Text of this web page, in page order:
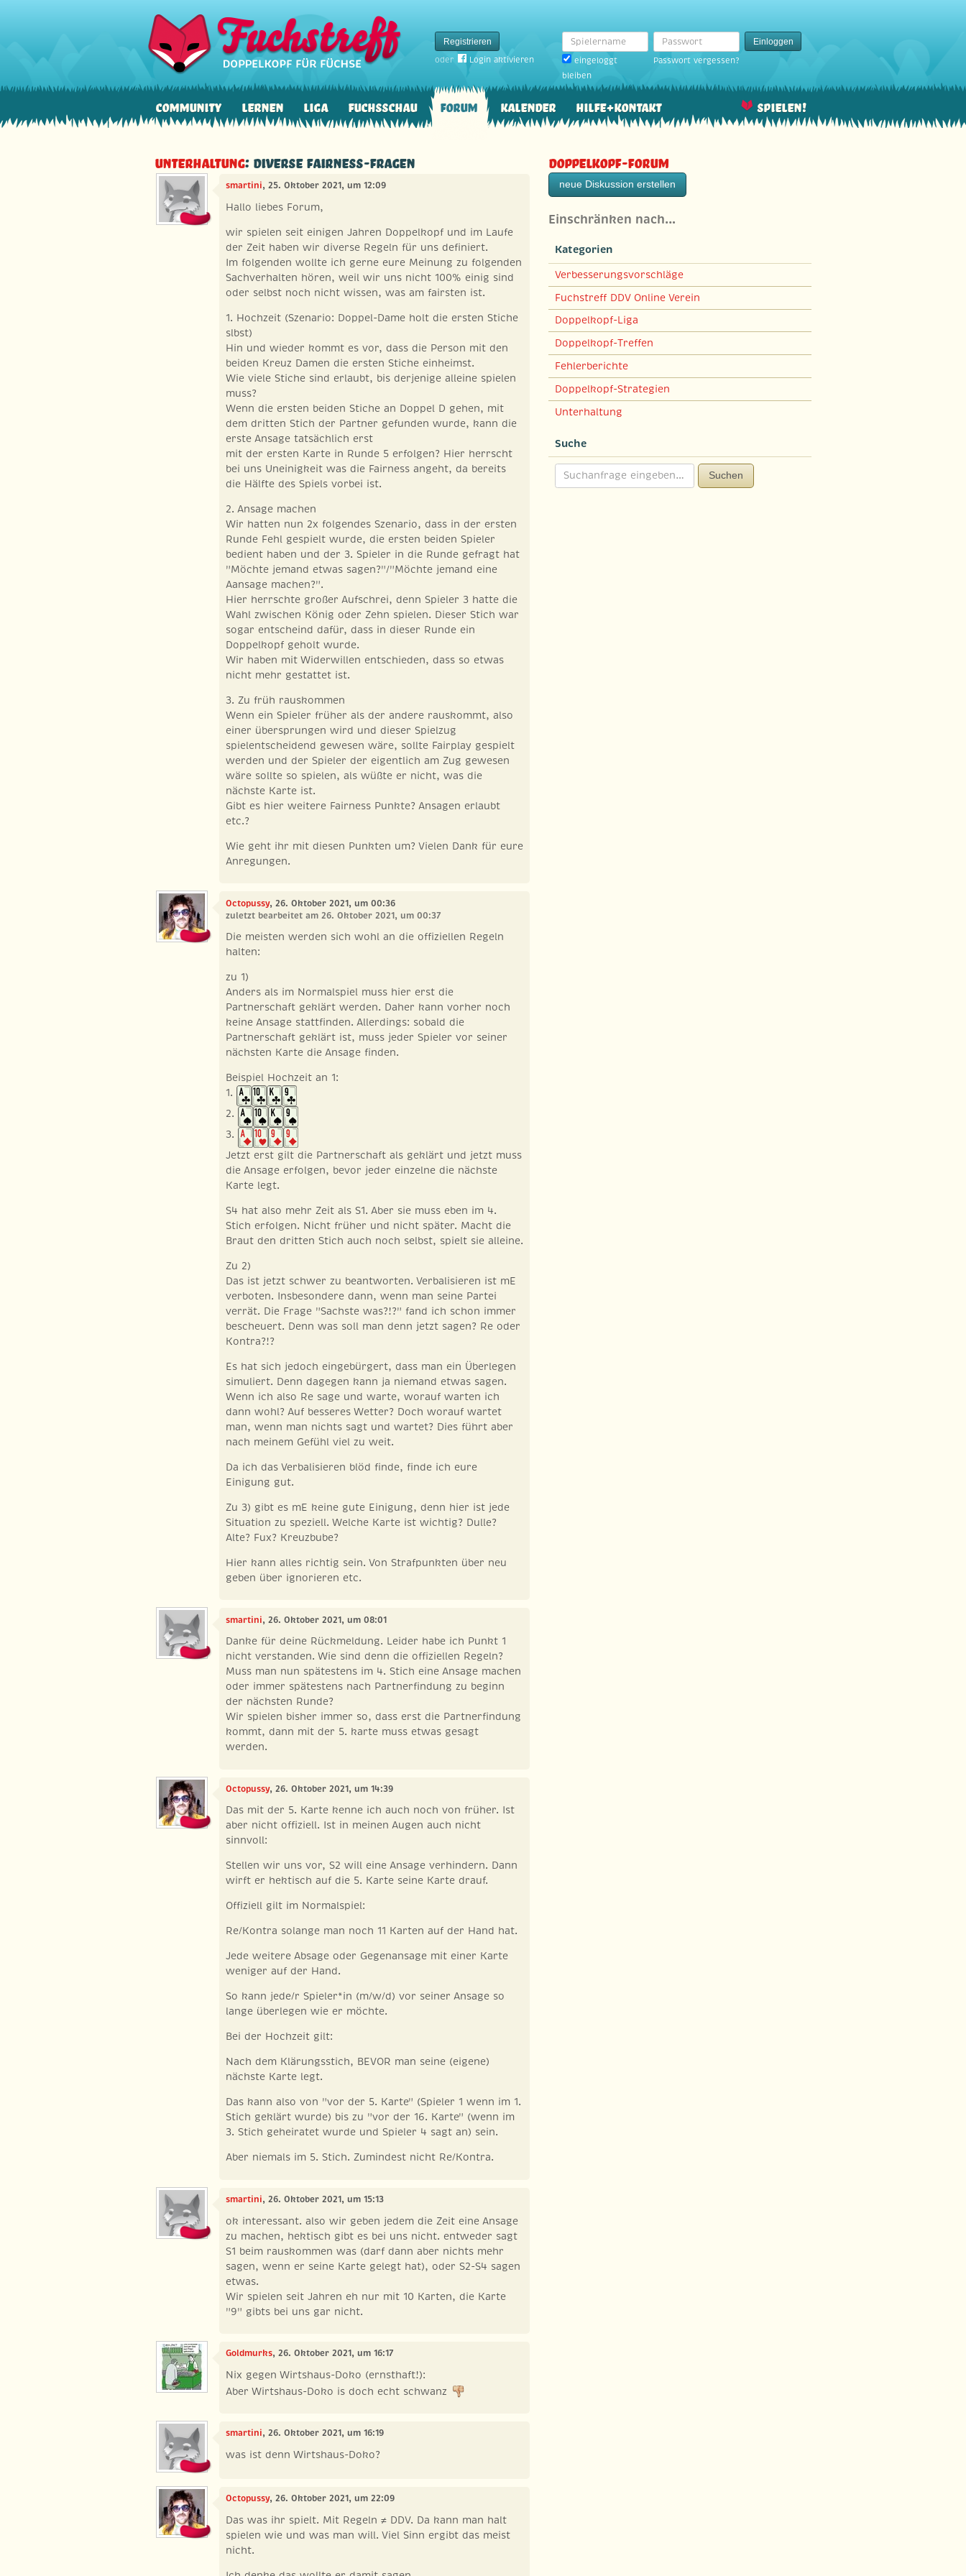
Registrieren
oder
Login aktivieren
Spielername
eingeloggt
bleiben
Passwort
Einloggen
Passwort vergessen?
Community Lernen Liga Fuchsschau Forum Kalender Hilfe+Kontakt Spielen!
Unterhaltung: Diverse Fairness-Fragen
smartini, 25. Oktober 2021, um 12:09
Hallo liebes Forum,
wir spielen seit einigen Jahren Doppelkopf und im Laufe
der Zeit haben wir diverse Regeln für uns definiert.
Im folgenden wollte ich gerne eure Meinung zu folgenden
Sachverhalten hören, weil wir uns nicht 100% einig sind
oder selbst noch nicht wissen, was am fairsten ist.
1. Hochzeit (Szenario: Doppel-Dame holt die ersten Stiche
slbst)
Hin und wieder kommt es vor, dass die Person mit den
beiden Kreuz Damen die ersten Stiche einheimst.
Wie viele Stiche sind erlaubt, bis derjenige alleine spielen
muss?
Wenn die ersten beiden Stiche an Doppel D gehen, mit
dem dritten Stich der Partner gefunden wurde, kann die
erste Ansage tatsächlich erst
mit der ersten Karte in Runde 5 erfolgen? Hier herrscht
bei uns Uneinigkeit was die Fairness angeht, da bereits
die Hälfte des Spiels vorbei ist.
2. Ansage machen
Wir hatten nun 2x folgendes Szenario, dass in der ersten
Runde Fehl gespielt wurde, die ersten beiden Spieler
bedient haben und der 3. Spieler in die Runde gefragt hat
"Möchte jemand etwas sagen?"/"Möchte jemand eine
Aansage machen?".
Hier herrschte großer Aufschrei, denn Spieler 3 hatte die
Wahl zwischen König oder Zehn spielen. Dieser Stich war
sogar entscheind dafür, dass in dieser Runde ein
Doppelkopf geholt wurde.
Wir haben mit Widerwillen entschieden, dass so etwas
nicht mehr gestattet ist.
3. Zu früh rauskommen
Wenn ein Spieler früher als der andere rauskommt, also
einer übersprungen wird und dieser Spielzug
spielentscheidend gewesen wäre, sollte Fairplay gespielt
werden und der Spieler der eigentlich am Zug gewesen
wäre sollte so spielen, als wüßte er nicht, was die
nächste Karte ist.
Gibt es hier weitere Fairness Punkte? Ansagen erlaubt
etc.?
Wie geht ihr mit diesen Punkten um? Vielen Dank für eure
Anregungen.
Octopussy, 26. Oktober 2021, um 00:36
zuletzt bearbeitet am 26. Oktober 2021, um 00:37
Die meisten werden sich wohl an die offiziellen Regeln
halten:
zu 1)
Anders als im Normalspiel muss hier erst die
Partnerschaft geklärt werden. Daher kann vorher noch
keine Ansage stattfinden. Allerdings: sobald die
Partnerschaft geklärt ist, muss jeder Spieler vor seiner
nächsten Karte die Ansage finden.
Beispiel Hochzeit an 1:
1.
2.
3.
Jetzt erst gilt die Partnerschaft als geklärt und jetzt muss
die Ansage erfolgen, bevor jeder einzelne die nächste
Karte legt.
S4 hat also mehr Zeit als S1. Aber sie muss eben im 4.
Stich erfolgen. Nicht früher und nicht später. Macht die
Braut den dritten Stich auch noch selbst, spielt sie alleine.
Zu 2)
Das ist jetzt schwer zu beantworten. Verbalisieren ist mE
verboten. Insbesondere dann, wenn man seine Partei
verrät. Die Frage "Sachste was?!?" fand ich schon immer
bescheuert. Denn was soll man denn jetzt sagen? Re oder
Kontra?!?
Es hat sich jedoch eingebürgert, dass man ein Überlegen
simuliert. Denn dagegen kann ja niemand etwas sagen.
Wenn ich also Re sage und warte, worauf warten ich
dann wohl? Auf besseres Wetter? Doch worauf wartet
man, wenn man nichts sagt und wartet? Dies führt aber
nach meinem Gefühl viel zu weit.
Da ich das Verbalisieren blöd finde, finde ich eure
Einigung gut.
Zu 3) gibt es mE keine gute Einigung, denn hier ist jede
Situation zu speziell. Welche Karte ist wichtig? Dulle?
Alte? Fux? Kreuzbube?
Hier kann alles richtig sein. Von Strafpunkten über neu
geben über ignorieren etc.
smartini, 26. Oktober 2021, um 08:01
Danke für deine Rückmeldung. Leider habe ich Punkt 1
nicht verstanden. Wie sind denn die offiziellen Regeln?
Muss man nun spätestens im 4. Stich eine Ansage machen
oder immer spätestens nach Partnerfindung zu beginn
der nächsten Runde?
Wir spielen bisher immer so, dass erst die Partnerfindung
kommt, dann mit der 5. karte muss etwas gesagt
werden.
Octopussy, 26. Oktober 2021, um 14:39
Das mit der 5. Karte kenne ich auch noch von früher. Ist
aber nicht offiziell. Ist in meinen Augen auch nicht
sinnvoll:
Stellen wir uns vor, S2 will eine Ansage verhindern. Dann
wirft er hektisch auf die 5. Karte seine Karte drauf.
Offiziell gilt im Normalspiel:
Re/Kontra solange man noch 11 Karten auf der Hand hat.
Jede weitere Absage oder Gegenansage mit einer Karte
weniger auf der Hand.
So kann jede/r Spieler*in (m/w/d) vor seiner Ansage so
lange überlegen wie er möchte.
Bei der Hochzeit gilt:
Nach dem Klärungsstich, BEVOR man seine (eigene)
nächste Karte legt.
Das kann also von "vor der 5. Karte" (Spieler 1 wenn im 1.
Stich geklärt wurde) bis zu "vor der 16. Karte" (wenn im
3. Stich geheiratet wurde und Spieler 4 sagt an) sein.
Aber niemals im 5. Stich. Zumindest nicht Re/Kontra.
smartini, 26. Oktober 2021, um 15:13
ok interessant. also wir geben jedem die Zeit eine Ansage
zu machen, hektisch gibt es bei uns nicht. entweder sagt
S1 beim rauskommen was (darf dann aber nichts mehr
sagen, wenn er seine Karte gelegt hat), oder S2-S4 sagen
etwas.
Wir spielen seit Jahren eh nur mit 10 Karten, die Karte
"9" gibts bei uns gar nicht.
Goldmurks, 26. Oktober 2021, um 16:17
Nix gegen Wirtshaus-Doko (ernsthaft!):
Aber Wirtshaus-Doko is doch echt schwanz
smartini, 26. Oktober 2021, um 16:19
was ist denn Wirtshaus-Doko?
Octopussy, 26. Oktober 2021, um 22:09
Das was ihr spielt. Mit Regeln ≠ DDV. Da kann man halt
spielen wie und was man will. Viel Sinn ergibt das meist
nicht.
Doppelkopf-Forum
neue Diskussion erstellen
Einschränken nach…
Kategorien
Verbesserungsvorschläge
Fuchstreff DDV Online Verein
Doppelkopf-Liga
Doppelkopf-Treffen
Fehlerberichte
Doppelkopf-Strategien
Unterhaltung
Suche
Suchen